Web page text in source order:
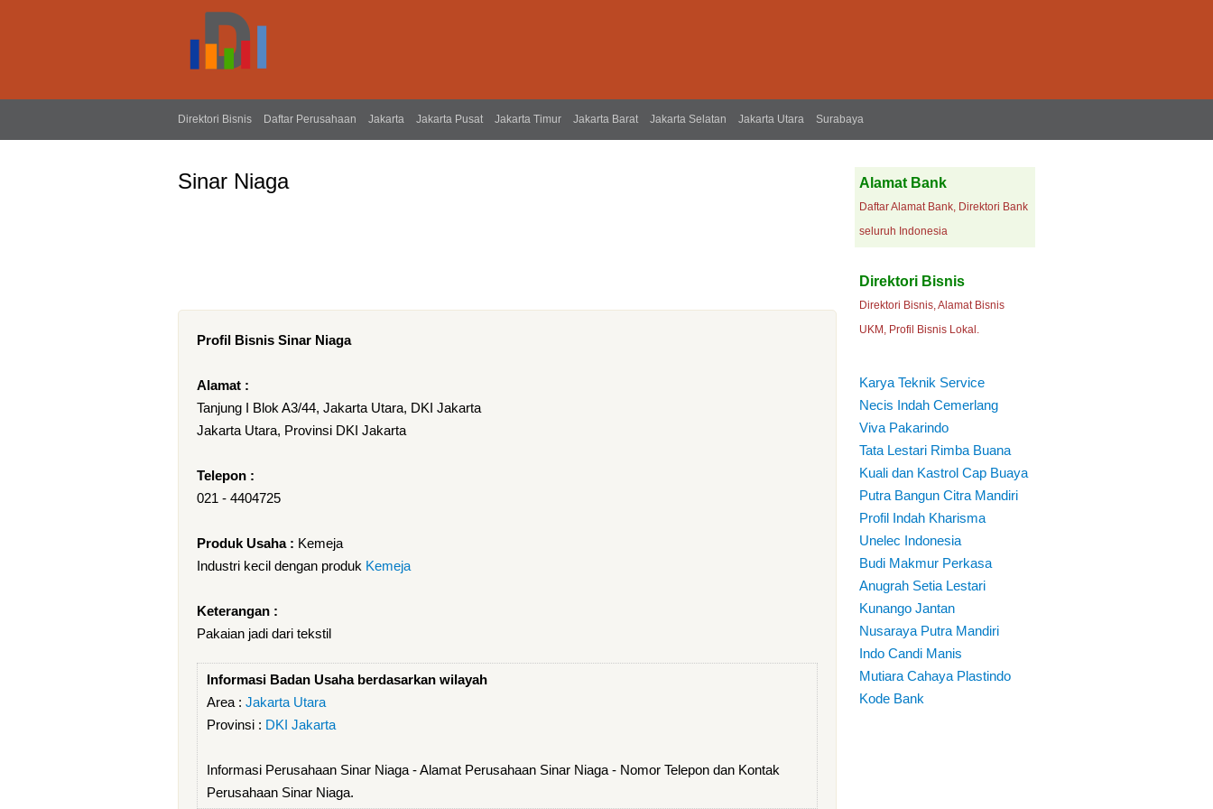
Direktori Bisnis Daftar Perusahaan Jakarta Jakarta Pusat Jakarta Timur Jakarta Barat Jakarta Selatan Jakarta Utara Surabaya
Sinar Niaga
Profil Bisnis Sinar Niaga
Alamat :
Tanjung I Blok A3/44, Jakarta Utara, DKI Jakarta
Jakarta Utara, Provinsi DKI Jakarta
Telepon :
021 - 4404725
Produk Usaha : Kemeja
Industri kecil dengan produk Kemeja
Keterangan :
Pakaian jadi dari tekstil
Informasi Badan Usaha berdasarkan wilayah
Area : Jakarta Utara
Provinsi : DKI Jakarta
Informasi Perusahaan Sinar Niaga - Alamat Perusahaan Sinar Niaga - Nomor Telepon dan Kontak
Perusahaan Sinar Niaga.
Alamat Bank
Daftar Alamat Bank, Direktori Bank
seluruh Indonesia
Direktori Bisnis
Direktori Bisnis, Alamat Bisnis
UKM, Profil Bisnis Lokal.
Karya Teknik Service
Necis Indah Cemerlang
Viva Pakarindo
Tata Lestari Rimba Buana
Kuali dan Kastrol Cap Buaya
Putra Bangun Citra Mandiri
Profil Indah Kharisma
Unelec Indonesia
Budi Makmur Perkasa
Anugrah Setia Lestari
Kunango Jantan
Nusaraya Putra Mandiri
Indo Candi Manis
Mutiara Cahaya Plastindo
Kode Bank